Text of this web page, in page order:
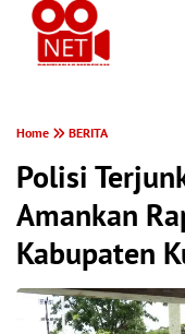
Home BERITA
Polisi
Amankan
Kabupaten